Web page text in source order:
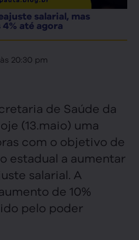
salarial, mas
até agora
20:30 pm
de Saúde da
(13.maio) uma
com o objetivo de
estadual a aumentar
salarial. A
de 10%
pelo poder